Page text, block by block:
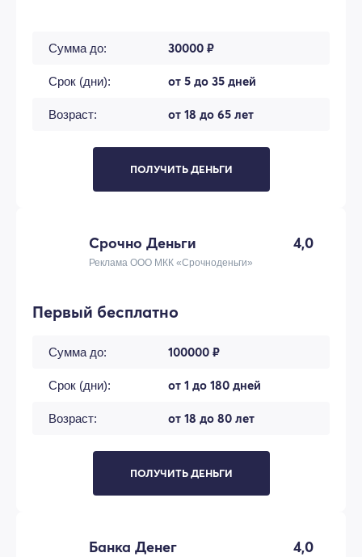
Сумма до: 30000 ₽
Срок (дни): от 5 до 35 дней
Возраст: от 18 до 65 лет
ПОЛУЧИТЬ ДЕНЬГИ
Срочно Деньги 4,0
Реклама ООО МКК «Срочноденьги»
Первый бесплатно
Сумма до: 100000 ₽
Срок (дни): от 1 до 180 дней
Возраст: от 18 до 80 лет
ПОЛУЧИТЬ ДЕНЬГИ
Банка Денег 4,0